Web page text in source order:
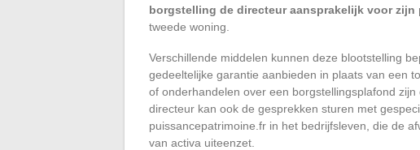
borgstelling de directeur aansprakelijk voor zijn
tweede woning.
Verschillende middelen kunnen deze blootstelling
gedeeltelijke garantie aanbieden in plaats van een
of onderhandelen over een borgstellingsplafond
directeur kan ook de gesprekken sturen met
puissancepatrimoine.fr in het bedrijfsleven, die de
van activa uiteenzet.